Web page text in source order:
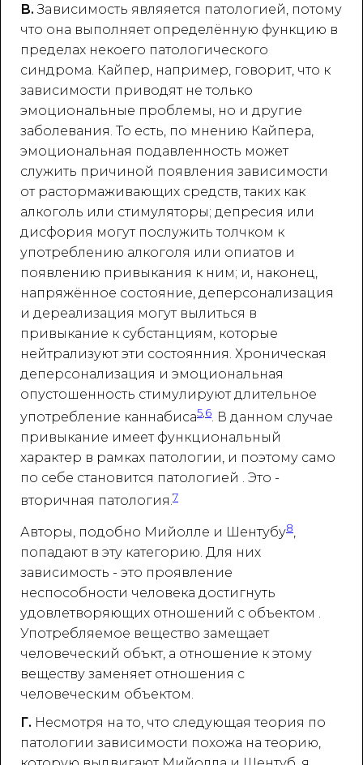
В. Зaвисимость являяется патологией, потому
что она выполняет определённую функцию в
пределах некоего патологического
синдрома. Кайпер, например, говорит, что к
зависимости приводят не только
эмоциональные проблемы, но и другие
заболевания. То есть, по мнению Кайпера,
эмоциональная подавленность может
служить причиной появления зависимости
от растормаживающих средств, таких как
алкоголь или стимуляторы; депресия или
дисфория могут послужить толчком к
употреблению алкоголя или опиатов и
появлению привыкания к ним; и, наконец,
напряжённое состояние, деперсонализация
и дереализация могут вылиться в
привыкание к субстанциям, которые
нейтрализуют эти состоянния. Хроническая
деперсонализация и эмоциональная
опустошенность стимулируют длительное
употребление каннабиса5 6. В данном случае
привыкание имеет функциональный
характер в рамках патологии, и поэтому само
по себе становится патологией . Это -
вторичная патология.7
Авторы, подобно Мийолле и Шентубу8,
попадают в эту категорию. Для них
зависимость - это проявление
неспособности человека достигнуть
удовлетворяющих отношений с объектом .
Употребляемое вещество замещает
человеческий объкт, а отношение к этому
веществу заменяет отношения с
человеческим объектом.
Г. Несмотря на то, что следующая теория по
патологии зависимости похожа на теорию,